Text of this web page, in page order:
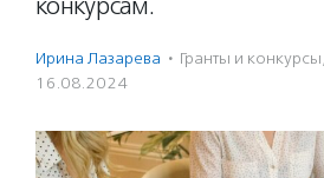
Ирина Лазарева · Гранты и конкурсы
16.08.2024